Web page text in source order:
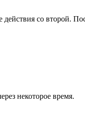
действия со второй.
некоторое время.